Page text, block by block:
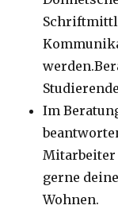
Im
Mitarbeiter
gerne
Wohnen.